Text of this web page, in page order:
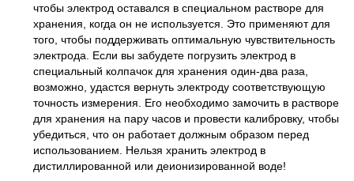
чтобы электрод оставался в специальном растворе для
хранения, когда он не используется. Это применяют для
того, чтобы поддерживать оптимальную чувствительность
электрода. Если вы забудете погрузить электрод в
специальный колпачок для хранения один-два раза,
возможно, удастся вернуть электроду соответствующую
точность измерения. Его необходимо замочить в растворе
для хранения на пару часов и провести калибровку, чтобы
убедиться, что он работает должным образом перед
использованием. Нельзя хранить электрод в
дистиллированной или деионизированной воде!